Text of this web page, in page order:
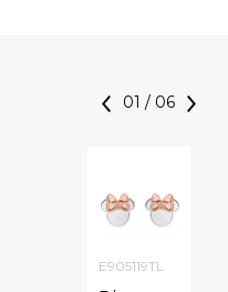
01 / 06
E905119TL